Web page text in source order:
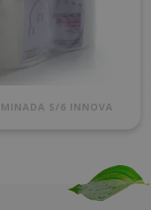
S/6 INNOVA